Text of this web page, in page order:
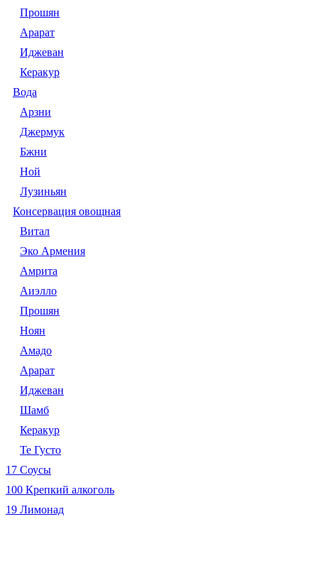
Прошян
Арарат
Иджеван
Керакур
Вода
Арзни
Джермук
Бжни
Ной
Лузиньян
Консервация овощная
Витал
Эко Армения
Амрита
Аиэлло
Прошян
Ноян
Амадо
Арарат
Иджеван
Шамб
Керакур
Те Густо
17 Соусы
100 Крепкий алкоголь
19 Лимонад